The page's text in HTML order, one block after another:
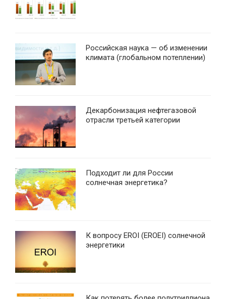
Российская наука — об изменении
климата (глобальном потеплении)
Декарбонизация нефтегазовой
отрасли третьей категории
Подходит ли для России
солнечная энергетика?
К вопросу EROI (EROEI) солнечной
энергетики